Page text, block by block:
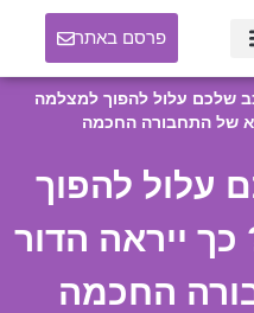
פרסם באתר
שלכם עלול להפוך למצלמה
של התחבורה החכמה
עלול להפוך
ייראה הדור
החכמה